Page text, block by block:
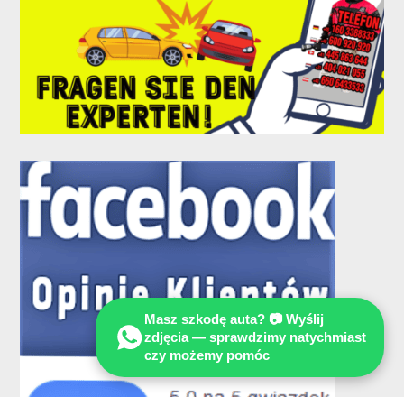
Masz szkodę auta? 📷 Wyślij
zdjęcia — sprawdzimy natychmiast
czy możemy pomóc